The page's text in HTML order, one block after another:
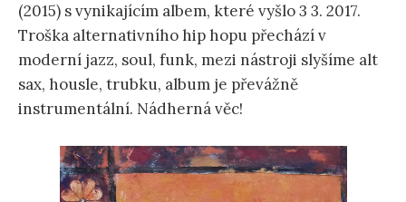
(2015) s vynikajícím albem, které vyšlo 3 3. 2017.
Troška alternativního hip hopu přechází v
moderní jazz, soul, funk, mezi nástroji slyšíme alt
sax, housle, trubku, album je převážně
instrumentální. Nádherná věc!